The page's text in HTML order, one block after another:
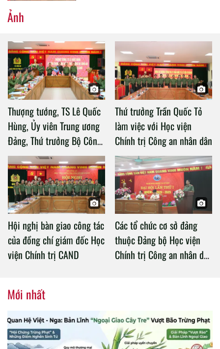
Ảnh
Thượng tướng, TS Lê Quốc
Hùng, Ủy viên Trung ương
Đảng, Thứ trưởng Bộ Công
an làm việc với Học viện
Chính trị Công an nhân dân
Thứ trưởng Trần Quốc Tỏ
làm việc với Học viện
Chính trị Công an nhân dân
Hội nghị bàn giao công tác
của đồng chí giám đốc Học
viện Chính trị CAND
Các tổ chức cơ sở đảng
thuộc Đảng bộ Học viện
Chính trị Công an nhân dân
Mới nhất